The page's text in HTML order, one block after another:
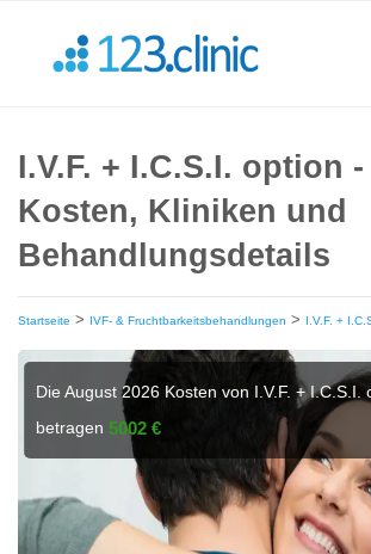
I.V.F. + I.C.S.I. option
Kosten, Kliniken und
Behandlungsdetails
Startseite > IVF- & Fruchtbarkeitsbehandlungen > I.V.F. +
Die August 2026 Kosten von I.V.F. + I.C.S.I.
betragen5002 €